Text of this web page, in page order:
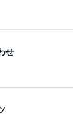
せ